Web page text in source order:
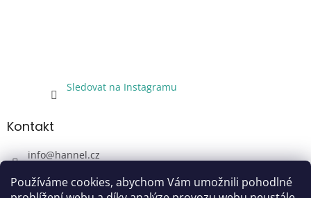
Používáme cookies, abychom Vám umožnili pohodlné
Sledovat na Instagramu
Kontakt
info@hannel.cz
+420733345621
Sledujte nás!